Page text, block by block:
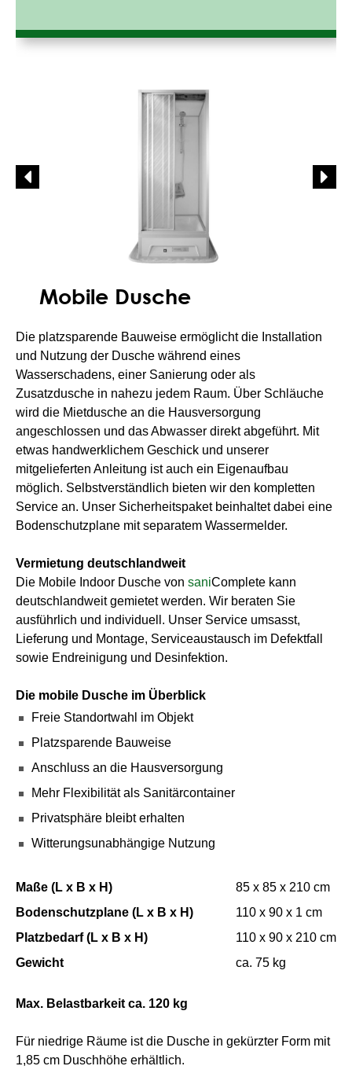
Mobile Dusche
Die platzsparende Bauweise ermöglicht die Installation
und Nutzung der Dusche während eines
Wasserschadens, einer Sanierung oder als
Zusatzdusche in nahezu jedem Raum. Über Schläuche
wird die Mietdusche an die Hausversorgung
angeschlossen und das Abwasser direkt abgeführt. Mit
etwas handwerklichem Geschick und unserer
mitgelieferten Anleitung ist auch ein Eigenaufbau
möglich. Selbstverständlich bieten wir den kompletten
Service an. Unser Sicherheitspaket beinhaltet dabei eine
Bodenschutzplane mit separatem Wassermelder.
Vermietung deutschlandweit
Die Mobile Indoor Dusche von saniComplete kann
deutschlandweit gemietet werden. Wir beraten Sie
ausführlich und individuell. Unser Service umsasst,
Lieferung und Montage, Serviceaustausch im Defektfall
sowie Endreinigung und Desinfektion.
Die mobile Dusche im Überblick
Freie Standortwahl im Objekt
Platzsparende Bauweise
Anschluss an die Hausversorgung
Mehr Flexibilität als Sanitärcontainer
Privatsphäre bleibt erhalten
Witterungsunabhängige Nutzung
Maße (L x B x H)
85 x 85 x 210 cm
Bodenschutzplane (L x B x H)
110 x 90 x 1 cm
Platzbedarf (L x B x H)
110 x 90 x 210 cm
Gewicht
ca. 75 kg
Max. Belastbarkeit ca. 120 kg
Für niedrige Räume ist die Dusche in gekürzter Form mit
1,85 cm Duschhöhe erhältlich.